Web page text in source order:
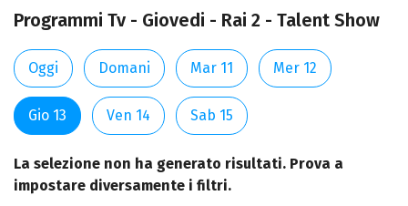
Programmi Tv - Giovedi - Rai 2 - Talent Show
Oggi Domani Mar 11 Mer 12
Gio 13 Ven 14 Sab 15
La selezione non ha generato risultati. Prova a
impostare diversamente i filtri.